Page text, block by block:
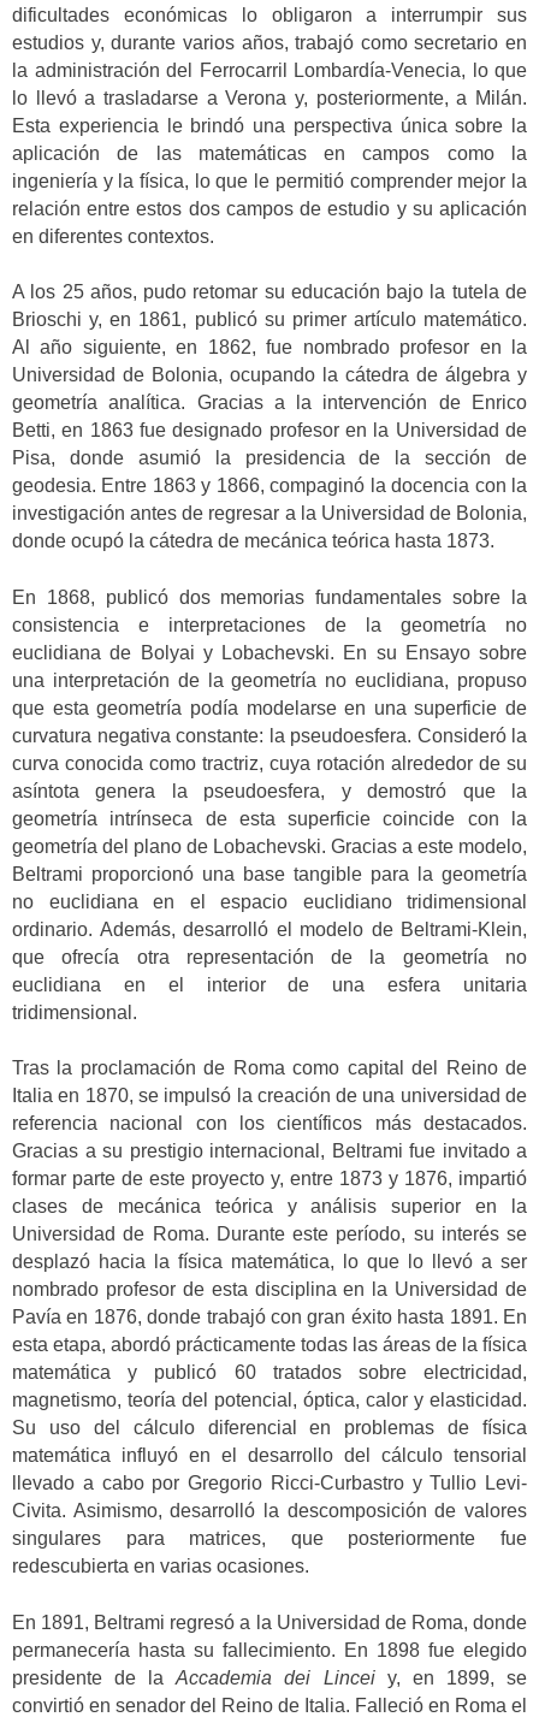
dificultades económicas lo obligaron a interrumpir sus
estudios y, durante varios años, trabajó como secretario en
la administración del Ferrocarril Lombardía-Venecia, lo que
lo llevó a trasladarse a Verona y, posteriormente, a Milán.
Esta experiencia le brindó una perspectiva única sobre la
aplicación de las matemáticas en campos como la
ingeniería y la física, lo que le permitió comprender mejor la
relación entre estos dos campos de estudio y su aplicación
en diferentes contextos.
A los 25 años, pudo retomar su educación bajo la tutela de
Brioschi y, en 1861, publicó su primer artículo matemático.
Al año siguiente, en 1862, fue nombrado profesor en la
Universidad de Bolonia, ocupando la cátedra de álgebra y
geometría analítica. Gracias a la intervención de Enrico
Betti, en 1863 fue designado profesor en la Universidad de
Pisa, donde asumió la presidencia de la sección de
geodesia. Entre 1863 y 1866, compaginó la docencia con la
investigación antes de regresar a la Universidad de Bolonia,
donde ocupó la cátedra de mecánica teórica hasta 1873.
En 1868, publicó dos memorias fundamentales sobre la
consistencia e interpretaciones de la geometría no
euclidiana de Bolyai y Lobachevski. En su Ensayo sobre
una interpretación de la geometría no euclidiana, propuso
que esta geometría podía modelarse en una superficie de
curvatura negativa constante: la pseudoesfera. Consideró la
curva conocida como tractriz, cuya rotación alrededor de su
asíntota genera la pseudoesfera, y demostró que la
geometría intrínseca de esta superficie coincide con la
geometría del plano de Lobachevski. Gracias a este modelo,
Beltrami proporcionó una base tangible para la geometría
no euclidiana en el espacio euclidiano tridimensional
ordinario. Además, desarrolló el modelo de Beltrami-Klein,
que ofrecía otra representación de la geometría no
euclidiana en el interior de una esfera unitaria
tridimensional.
Tras la proclamación de Roma como capital del Reino de
Italia en 1870, se impulsó la creación de una universidad de
referencia nacional con los científicos más destacados.
Gracias a su prestigio internacional, Beltrami fue invitado a
formar parte de este proyecto y, entre 1873 y 1876, impartió
clases de mecánica teórica y análisis superior en la
Universidad de Roma. Durante este período, su interés se
desplazó hacia la física matemática, lo que lo llevó a ser
nombrado profesor de esta disciplina en la Universidad de
Pavía en 1876, donde trabajó con gran éxito hasta 1891. En
esta etapa, abordó prácticamente todas las áreas de la física
matemática y publicó 60 tratados sobre electricidad,
magnetismo, teoría del potencial, óptica, calor y elasticidad.
Su uso del cálculo diferencial en problemas de física
matemática influyó en el desarrollo del cálculo tensorial
llevado a cabo por Gregorio Ricci-Curbastro y Tullio Levi-
Civita. Asimismo, desarrolló la descomposición de valores
singulares para matrices, que posteriormente fue
redescubierta en varias ocasiones.
En 1891, Beltrami regresó a la Universidad de Roma, donde
permanecería hasta su fallecimiento. En 1898 fue elegido
presidente de laAccademia dei Linceiy, en 1899, se
convirtió en senador del Reino de Italia. Falleció en Roma el